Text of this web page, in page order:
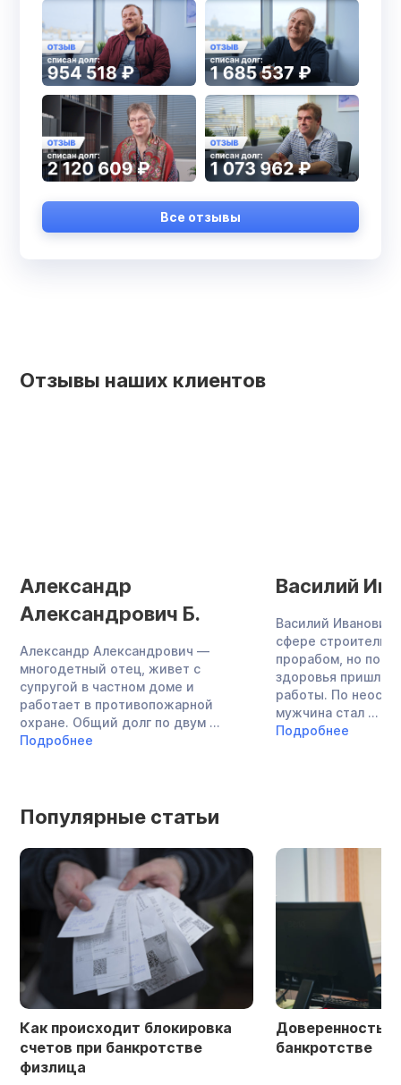
Все отзывы
Отзывы наших клиентов
Александр
Александрович Б.
Александр Александрович —
многодетный отец, живет с
супругой в частном доме и
работает в противопожарной
охране. Общий долг по двум ...
Подробнее
Василий
Василий Иванович
сфере
прорабом, но по
здоровья
работы. По
мужчина стал ...
Подробнее
Популярные статьи
Как происходит блокировка
счетов при банкротстве
физлица
Доверенность
банкротстве